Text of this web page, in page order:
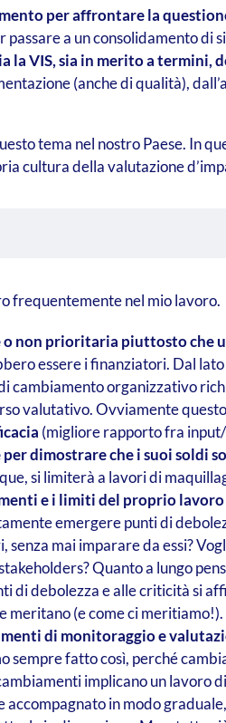
per affrontare la
a un consolidamento di
la VIS, sia in merito a
(anche di qualità),
tema nel nostro Paese. In
cultura della valutazione
frequentemente nel mio lavoro.
o non prioritaria piuttosto che
essere i finanziatori. Dal
cambiamento organizzativo
valutativo. Ovviamente
(migliore rapporto fra
dimostrare che i suoi soldi
si limiterà a lavori di
e i limiti del proprio
emergere punti di
mai imparare da essi?
Quanto a lungo
di debolezza e alle criticità si
meritano (e come ci meritiamo!).
di monitoraggio e
fatto così, perché
implicano un lavoro
in modo